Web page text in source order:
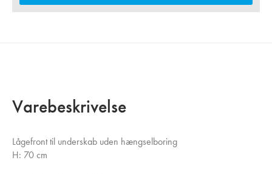
Varebeskrivelse
Lågefront til underskab uden hængselboring
H: 70 cm